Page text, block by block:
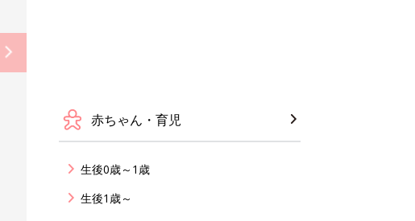
赤ちゃん・育児
生後0歳～1歳
生後1歳～